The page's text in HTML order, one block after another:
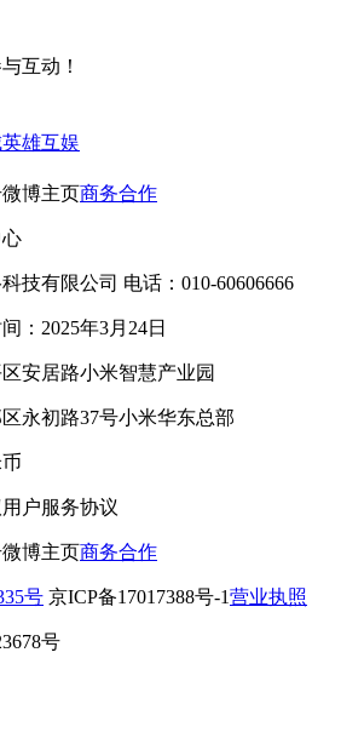
互动！
英雄互娱
微博主页商务合作
技有限公司 电话：010-60606666
：2025年3月24日
安居路小米智慧产业园
永初路37号小米华东总部
用户服务协议
微博主页商务合作
号 京ICP备17017388号-1营业执照
号